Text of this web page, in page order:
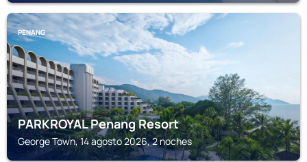
PENANG
PARKROYAL Penang Resort
George Town, 14 agosto 2026, 2 noches